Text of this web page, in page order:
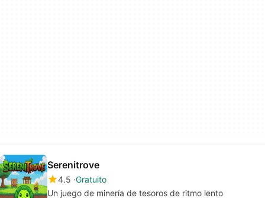
Serenitrove
4.5 Gratuito
Un juego de minería de tesoros de ritmo lento